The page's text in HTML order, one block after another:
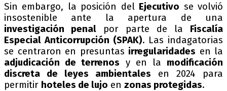
Sin embargo, la posición del Ejecutivo se volvió
insostenible ante la apertura de una
investigación penal por parte de la Fiscalía
Especial Anticorrupción (SPAK). Las indagatorias
se centraron en presuntas irregularidades en la
adjudicación de terrenos y en la modificación
discreta de leyes ambientales en 2024 para
permitir hoteles de lujo en zonas protegidas.